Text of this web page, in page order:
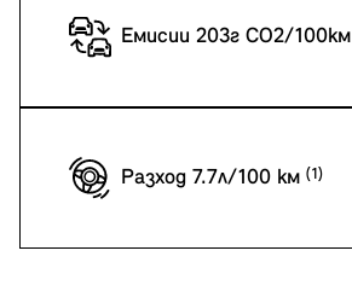
Емисии 203г CO2/100км
Разход 7.7л/100 км